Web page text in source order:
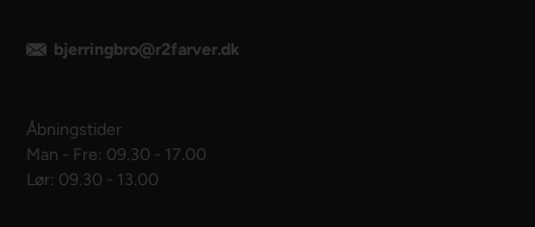
bjerringbro@r2farver.dk
Åbningstider
Man - Fre: 09.30 - 17.00
Lør: 09.30 - 13.00